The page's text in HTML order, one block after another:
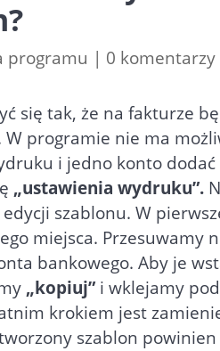
programu | 0 komentarzy
się tak, że na fakturze
programie nie ma
i jedno konto
„ustawienia wydruku”.
szablonu. W
miejsca. Przesuwamy
bankowego. Aby je
„kopiuj”i wklejamy
krokiem jest
szablon